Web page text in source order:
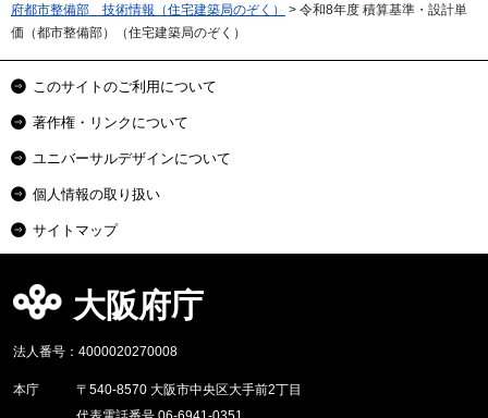
府都市整備部 技術情報（住宅建築局のぞく）
> 令和8年度 積算基準・設計単
価（都市整備部）（住宅建築局のぞく）
このサイトのご利用について
著作権・リンクについて
ユニバーサルデザインについて
個人情報の取り扱い
サイトマップ
大阪府庁
法人番号：4000020270008
本庁
〒540-8570 大阪市中央区大手前2丁目